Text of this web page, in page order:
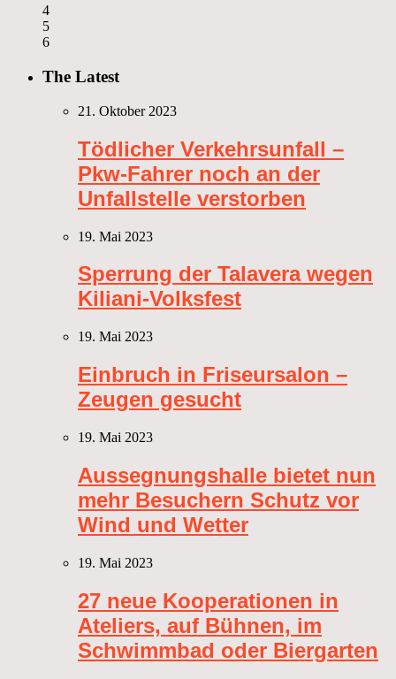
4
5
6
The Latest
21. Oktober 2023
Tödlicher Verkehrsunfall –
Pkw-Fahrer noch an der
Unfallstelle verstorben
19. Mai 2023
Sperrung der Talavera wegen
Kiliani-Volksfest
19. Mai 2023
Einbruch in Friseursalon –
Zeugen gesucht
19. Mai 2023
Aussegnungshalle bietet nun
mehr Besuchern Schutz vor
Wind und Wetter
19. Mai 2023
27 neue Kooperationen in
Ateliers, auf Bühnen, im
Schwimmbad oder Biergarten